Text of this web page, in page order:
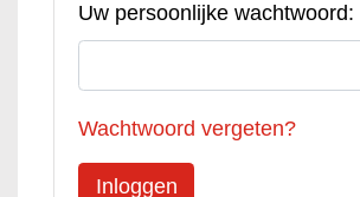
Uw persoonlijke wachtwoord:
Wachtwoord vergeten?